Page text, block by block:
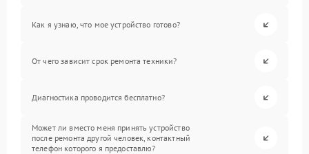
Как я узнаю, что мое устройство готово?
От чего зависит срок ремонта техники?
Диагностика проводится бесплатно?
Может ли вместо меня принять устройство
после ремонта другой человек, контактный
телефон которого я предоставлю?